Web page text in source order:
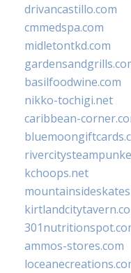
drivancastillo.com
cmmedspa.com
midletontkd.com
basilfoodwine.com
nikko-tochigi.net
caribbean-
kchoops.net
ammos-stores.com